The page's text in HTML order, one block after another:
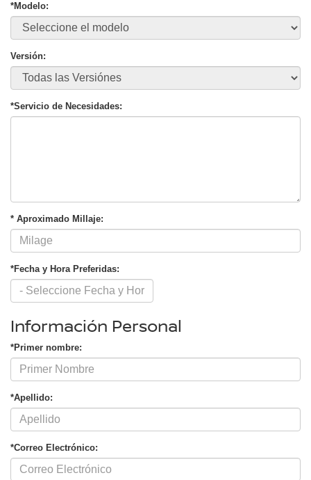
*Modelo:
Versión:
*Servicio de Necesidades:
* Aproximado Millaje:
*Fecha y Hora Preferidas:
Información Personal
*Primer nombre:
*Apellido:
*Correo Electrónico: